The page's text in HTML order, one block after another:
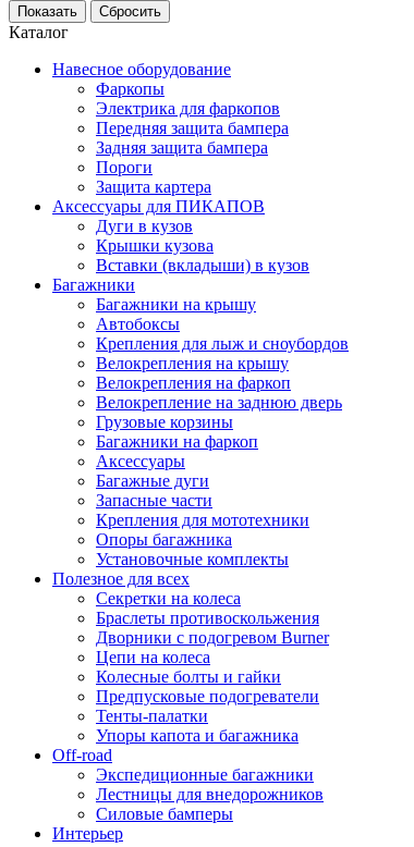
Каталог
Навесное оборудование
Фаркопы
Электрика для фаркопов
Передняя защита бампера
Задняя защита бампера
Пороги
Защита картера
Аксессуары для ПИКАПОВ
Дуги в кузов
Крышки кузова
Вставки (вкладыши) в кузов
Багажники
Багажники на крышу
Автобоксы
Крепления для лыж и сноубордов
Велокрепления на крышу
Велокрепления на фаркоп
Велокрепление на заднюю дверь
Грузовые корзины
Багажники на фаркоп
Аксессуары
Багажные дуги
Запасные части
Крепления для мототехники
Опоры багажника
Установочные комплекты
Полезное для всех
Секретки на колеса
Браслеты противоскольжения
Дворники с подогревом Burner
Цепи на колеса
Колесные болты и гайки
Предпусковые подогреватели
Тенты-палатки
Упоры капота и багажника
Off-road
Экспедиционные багажники
Лестницы для внедорожников
Силовые бамперы
Интерьер